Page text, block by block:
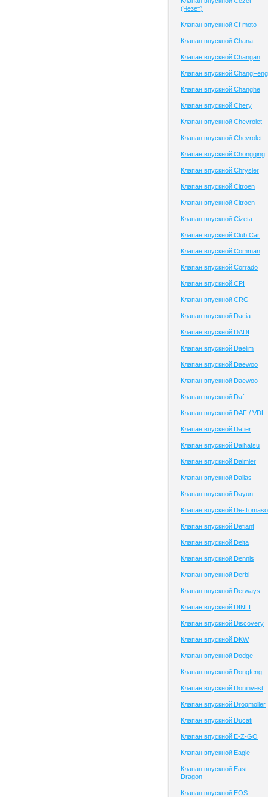
(Чезет)
Клапан впускной Cf moto
Клапан впускной Chana
Клапан впускной Changan
Клапан впускной ChangFeng
Клапан впускной Changhe
Клапан впускной Chery
Клапан впускной Chevrolet
Клапан впускной Chevrolet
Клапан впускной Chongqing
Клапан впускной Chrysler
Клапан впускной Citroen
Клапан впускной Citroen
Клапан впускной Cizeta
Клапан впускной Club Сar
Клапан впускной Comman
Клапан впускной Corrado
Клапан впускной CPI
Клапан впускной CRG
Клапан впускной Dacia
Клапан впускной DADI
Клапан впускной Daelim
Клапан впускной Daewoo
Клапан впускной Daewoo
Клапан впускной Daf
Клапан впускной DAF / VDL
Клапан впускной Dafier
Клапан впускной Daihatsu
Клапан впускной Daimler
Клапан впускной Dallas
Клапан впускной Dayun
Клапан впускной De-Tomaso
Клапан впускной Defiant
Клапан впускной Delta
Клапан впускной Dennis
Клапан впускной Derbi
Клапан впускной Derways
Клапан впускной DINLI
Клапан впускной Discovery
Клапан впускной DKW
Клапан впускной Dodge
Клапан впускной Dongfeng
Клапан впускной Doninvest
Клапан впускной Drogmoller
Клапан впускной Ducati
Клапан впускной E-Z-GO
Клапан впускной Eagle
Клапан впускной East
Dragon
Клапан впускной EOS